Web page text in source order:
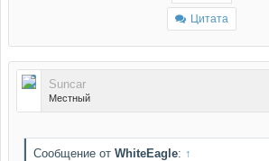
Цитата
Suncar
Местный
Сообщение от WhiteEagle: ↑